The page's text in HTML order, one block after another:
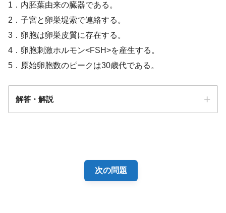
1．内胚葉由来の臓器である。
2．子宮と卵巣堤索で連絡する。
3．卵胞は卵巣皮質に存在する。
4．卵胞刺激ホルモン<FSH>を産生する。
5．原始卵胞数のピークは30歳代である。
解答・解説
次の問題